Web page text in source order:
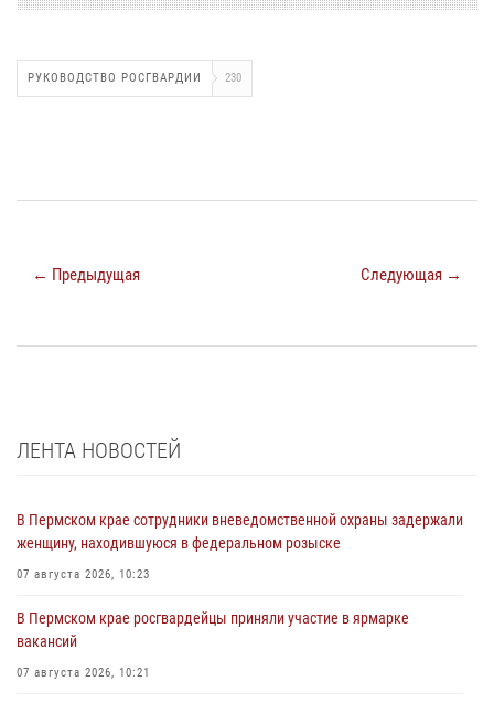
РУКОВОДСТВО РОСГВАРДИИ 230
← Предыдущая Следующая →
ЛЕНТА НОВОСТЕЙ
В Пермском крае сотрудники вневедомственной охраны задержали
женщину, находившуюся в федеральном розыске
07 августа 2026, 10:23
В Пермском крае росгвардейцы приняли участие в ярмарке
вакансий
07 августа 2026, 10:21